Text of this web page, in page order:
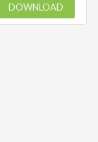
DOWNLOAD